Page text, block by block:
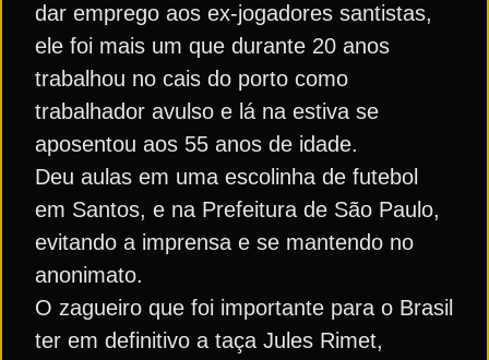
dar emprego aos ex-jogadores santistas,
ele foi mais um que durante 20 anos
trabalhou no cais do porto como
trabalhador avulso e lá na estiva se
aposentou aos 55 anos de idade.
Deu aulas em uma escolinha de futebol
em Santos, e na Prefeitura de São Paulo,
evitando a imprensa e se mantendo no
anonimato.
O zagueiro que foi importante para o Brasil
ter em definitivo a taça Jules Rimet,